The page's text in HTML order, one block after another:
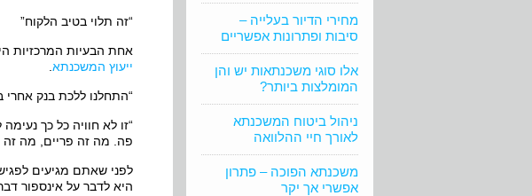
מחירי הדיור בעלייה –
סיבות ופתרונות אפשריים
אלו סוגי משכנתאות יש והן
המומלצות ביותר?
ניהול ביטוח המשכנתא
לאורך חיי ההלוואה
משכנתא הפוכה – פתרון
אפשרי אך יקר
“זה תלוי בטיב הלקוח”
אחת הבעיות המרכזיות
ייעוץ המשכנתא
“התחלנו ללכת בנק אחרי
“זו לא חוויה כל כך
פה. מה זה פריים, מה
לפני שאתם מגיעים
היא לדבר על אינספור